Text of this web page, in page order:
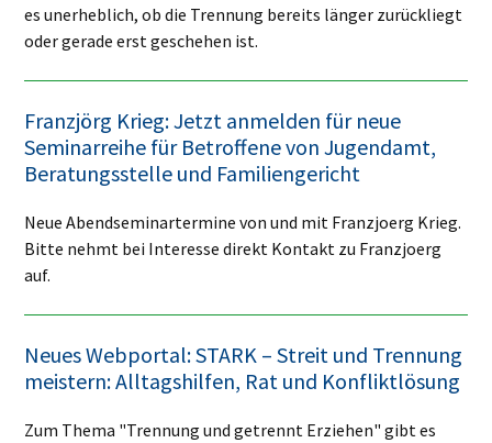
es unerheblich, ob die Trennung bereits länger zurückliegt
oder gerade erst geschehen ist.
Franzjörg Krieg: Jetzt anmelden für neue
Seminarreihe für Betroffene von Jugendamt,
Beratungsstelle und Familiengericht
Neue Abendseminartermine von und mit Franzjoerg Krieg.
Bitte nehmt bei Interesse direkt Kontakt zu Franzjoerg
auf.
Neues Webportal: STARK – Streit und Tren­nung
meis­tern: All­tags­hil­fen, Rat und Kon­flikt­lö­sung
Zum Thema "Trennung und getrennt Erziehen" gibt es